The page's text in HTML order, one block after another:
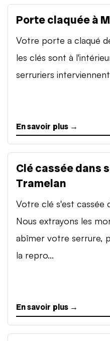
Porte claquée à
Votre porte a claqué
les clés sont à
serruriers
En savoir plus →
Clé cassée dans
Tramelan
Votre clé s'est cassée
Nous extrayons les
abîmer votre serrure,
la repro...
En savoir plus →